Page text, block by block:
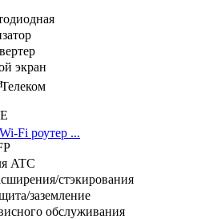
экран
ATC
стэкирования
заземление
обслуживания
Fi роутер ...